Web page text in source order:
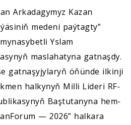
Arkadagymyz Kazan
medeni paýtagty”
Yslam
maslahatyna gatnaşdy.
gatnaşyjylaryň öňünde ilkinji
halkynyň Milli Lideri RF-
Baştutanyna hem-
— 2026” halkara